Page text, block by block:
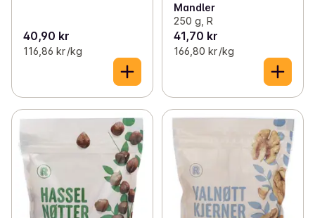
40,90 kr
116,86 kr /kg
Mandler
250 g, R
41,70 kr
166,80 kr /kg